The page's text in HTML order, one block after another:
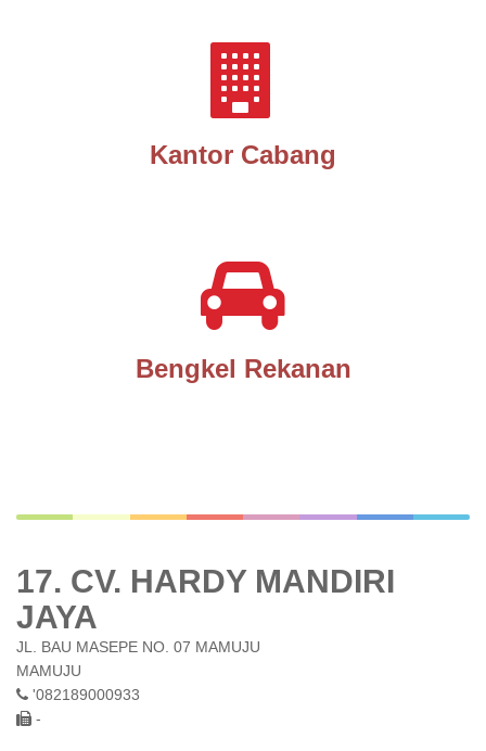
Kantor Cabang
Bengkel Rekanan
17. CV. HARDY MANDIRI
JAYA
JL. BAU MASEPE NO. 07 MAMUJU
MAMUJU
'082189000933
-